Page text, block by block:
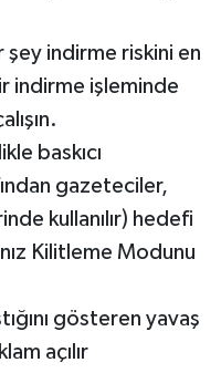
indirme riskini en
indirme işleminde
baskıcı
gazeteciler,
kullanılır) hedefi
Kilitleme Modunu
gösteren yavaş
açılır